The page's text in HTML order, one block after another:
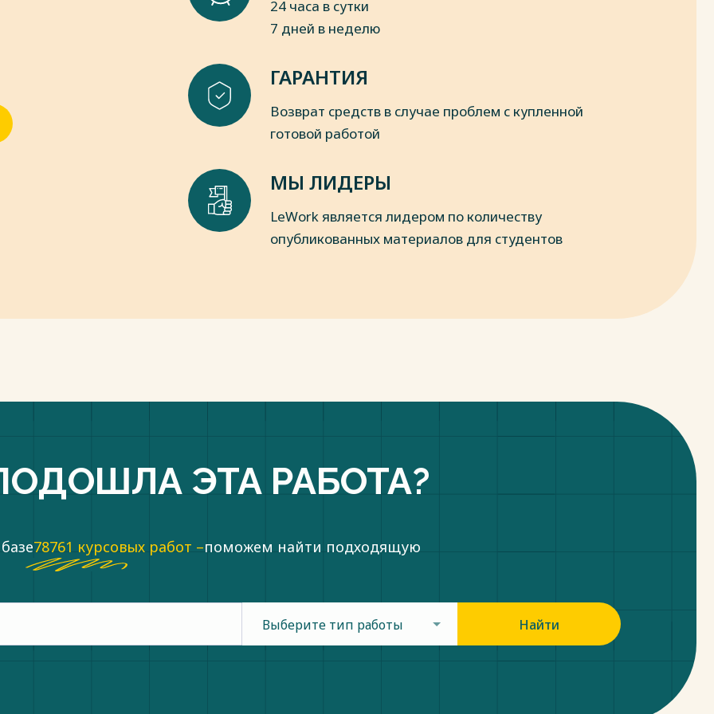
организаций. Учебное
международного права. Том
Ушаков. - М.: Institutiones, 2022. - 304
24 часа в сутки
7 дней в неделю
ГАРАНТИЯ
Возврат средств в случае проблем с купленной
готовой работой
МЫ ЛИДЕРЫ
LeWork является лидером по количеству
опубликованных материалов для студентов
ЭТА РАБОТА?
78761 курсовых работ –поможем найти подходящую
Выберите тип работы Найти